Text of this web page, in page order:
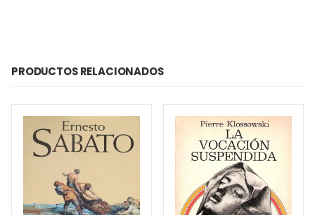
PRODUCTOS RELACIONADOS